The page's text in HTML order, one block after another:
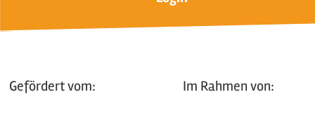
Gefördert vom: Im Rahmen von: